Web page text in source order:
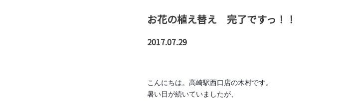
お花の植え替え 完了ですっ！！
2017.07.29
こんにちは。高崎駅西口店の木村です。
暑い日が続いていましたが、